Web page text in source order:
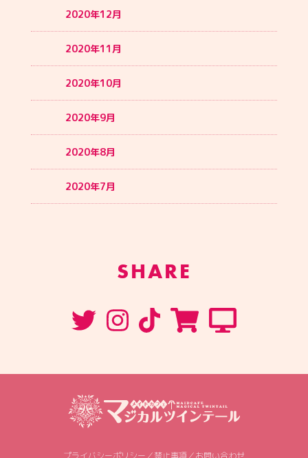
2020年12月
2020年11月
2020年10月
2020年9月
2020年8月
2020年7月
SHARE
プライバシーポリシー ／禁止事項／お問い合わせ